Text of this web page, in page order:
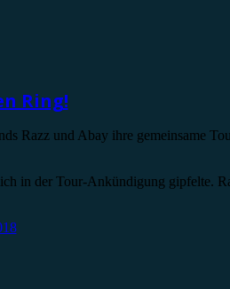
Ring!
Razz und Abay ihre gemeinsame
in der Tour-Ankündigung gipfelte.